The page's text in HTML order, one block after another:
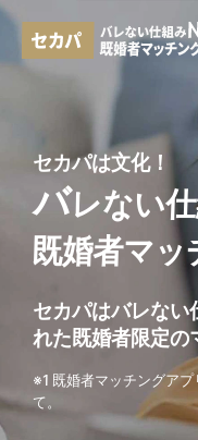
セカパは文化！
バレない
既婚者マ
セカパはバレない
れた既婚者限定の
※1 既婚者マッチングア
て。